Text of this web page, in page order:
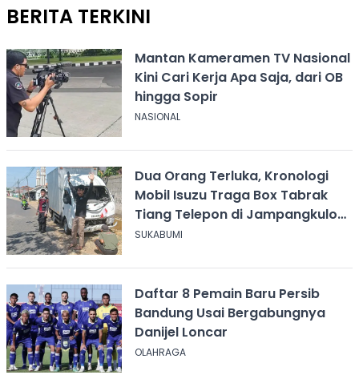
BERITA TERKINI
Mantan Kameramen TV Nasional
Kini Cari Kerja Apa Saja, dari OB
hingga Sopir
NASIONAL
Dua Orang Terluka, Kronologi
Mobil Isuzu Traga Box Tabrak
Tiang Telepon di Jampangkulon
Sukabumi
SUKABUMI
Daftar 8 Pemain Baru Persib
Bandung Usai Bergabungnya
Danijel Loncar
OLAHRAGA